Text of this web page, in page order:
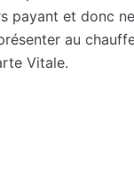
payant et donc
au
Vitale.